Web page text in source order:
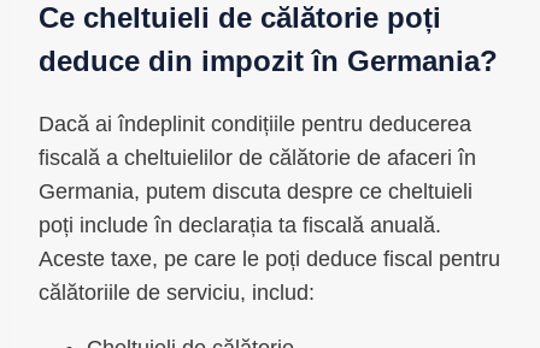
Ce cheltuieli de călătorie poți
deduce din impozit în Germania?
Dacă ai îndeplinit condițiile pentru deducerea
fiscală a cheltuielilor de călătorie de afaceri în
Germania, putem discuta despre ce cheltuieli
poți include în declarația ta fiscală anuală.
Aceste taxe, pe care le poți deduce fiscal pentru
călătoriile de serviciu, includ: